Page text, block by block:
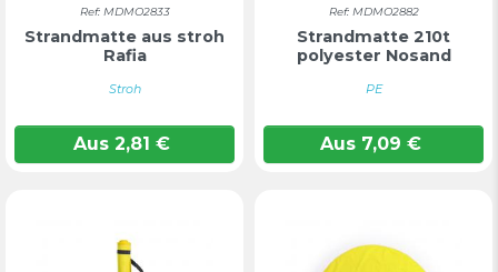
Ref: MDMO2833
Strandmatte aus stroh
Rafia
Stroh
Aus 2,81 €
Ref: MDMO2882
Strandmatte 210t
polyester Nosand
PE
Aus 7,09 €